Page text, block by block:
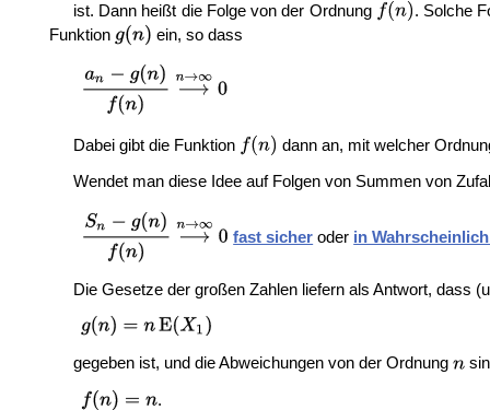
ist. Dann heißt die Folge von der Ordnung
. Solche
Funktion
ein, so dass
Dabei gibt die Funktion dann an, mit welcher
Wendet man diese Idee auf Folgen von Summen von
fast sicher oder in
Die Gesetze der großen Zahlen liefern als Antwort, dass
gegeben ist, und die Abweichungen von der Ordnung
.